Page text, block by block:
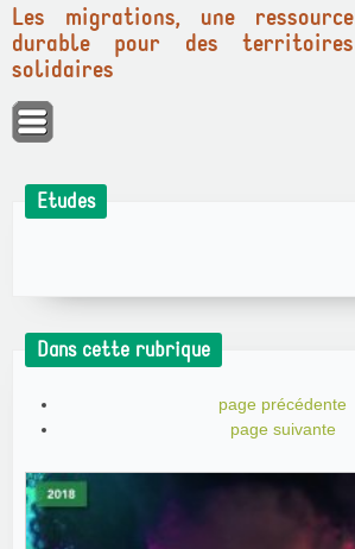
Panneau de gestion des cookies
Les migrations, une ressource
durable pour des territoires
solidaires
Etudes
Dans cette rubrique
page précédente
page suivante